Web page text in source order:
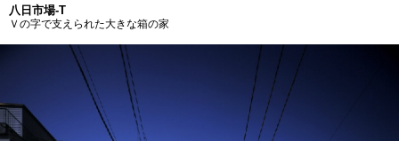
八日市場-T
Ｖの字で支えられた大きな箱の家